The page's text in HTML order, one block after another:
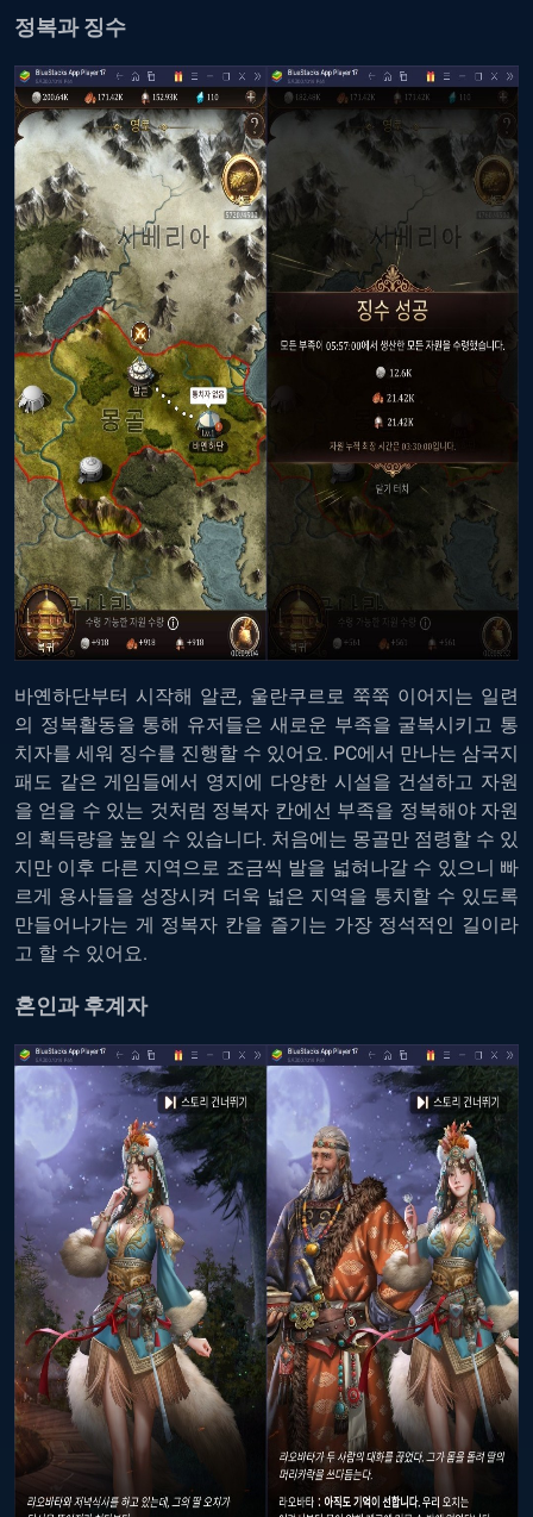
정복과 징수
바옌하단부터 시작해 알콘, 울란쿠르로 쭉쭉 이어지는 일련
의 정복활동을 통해 유저들은 새로운 부족을 굴복시키고 통
치자를 세워 징수를 진행할 수 있어요. PC에서 만나는 삼국지
패도 같은 게임들에서 영지에 다양한 시설을 건설하고 자원
을 얻을 수 있는 것처럼 정복자 칸에선 부족을 정복해야 자원
의 획득량을 높일 수 있습니다. 처음에는 몽골만 점령할 수 있
지만 이후 다른 지역으로 조금씩 발을 넓혀나갈 수 있으니 빠
르게 용사들을 성장시켜 더욱 넓은 지역을 통치할 수 있도록
만들어나가는 게 정복자 칸을 즐기는 가장 정석적인 길이라
고 할 수 있어요.
혼인과 후계자